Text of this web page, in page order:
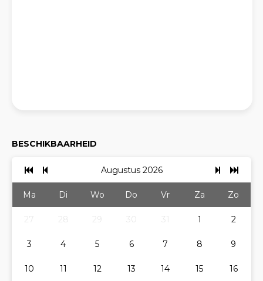
BESCHIKBAARHEID
Augustus 2026
Ma Di Wo Do Vr Za Zo
1 2
3 4 5 6 7 8 9
10 11 12 13 14 15 16